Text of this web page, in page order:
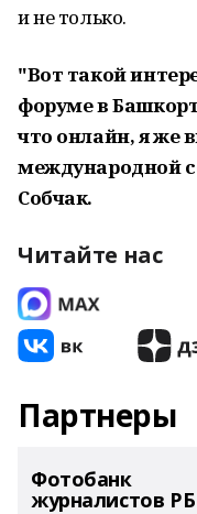
и не только.
"Вот такой
форуме в
что онлайн, я же
международной
Собчак.
Читайте нас
Партнеры
Фотобанк
журналистов РБ